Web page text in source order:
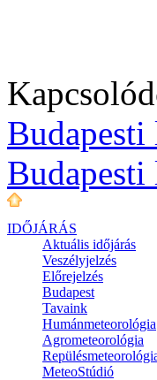
Budapesti
Budapesti
IDŐJÁRÁS
Aktuális időjárás
Veszélyjelzés
Előrejelzés
Budapest
Tavaink
Humánmeteorológia
Agrometeorológia
MeteoStúdió